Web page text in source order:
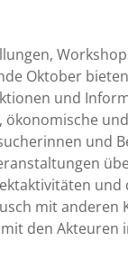
Oktober
und
ökonomische
und
und
mit anderen
den Akteuren